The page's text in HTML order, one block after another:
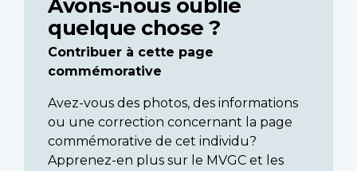
Avons-nous oublié
quelque chose ?
Contribuer à cette page
commémorative
Avez-vous des photos, des informations
ou une correction concernant la page
commémorative de cet individu?
Apprenez-en plus sur le MVGC et les